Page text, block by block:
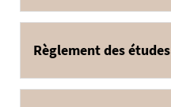
Règlement des études